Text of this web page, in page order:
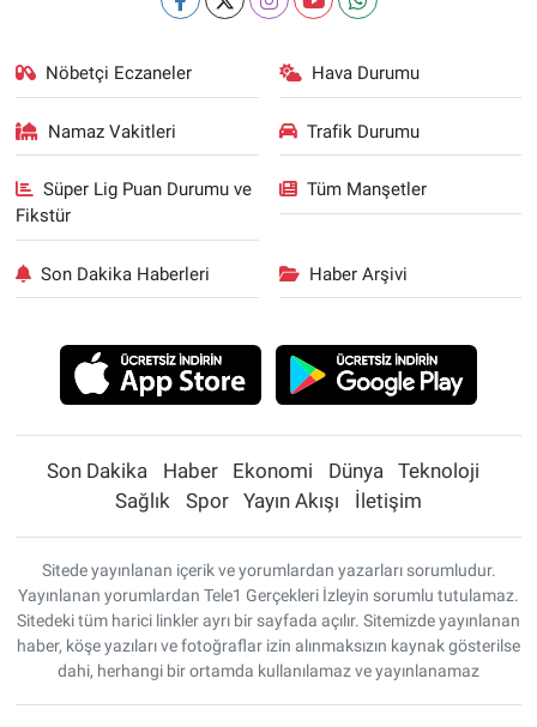
Nöbetçi Eczaneler Hava Durumu
Namaz Vakitleri Trafik Durumu
Süper Lig Puan Durumu ve
Fikstür
Tüm Manşetler
Son Dakika Haberleri Haber Arşivi
Son Dakika Haber Ekonomi Dünya
Teknoloji
Sağlık
Spor Yayın Akışı İletişim
Sitede yayınlanan içerik ve yorumlardan yazarları sorumludur.
Yayınlanan yorumlardan Tele1 Gerçekleri İzleyin sorumlu tutulamaz.
Sitedeki tüm harici linkler ayrı bir sayfada açılır. Sitemizde yayınlanan
haber, köşe yazıları ve fotoğraflar izin alınmaksızın kaynak gösterilse
dahi, herhangi bir ortamda kullanılamaz ve yayınlanamaz